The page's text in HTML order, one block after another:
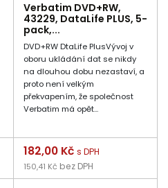
Verbatim DVD+RW,
43229, DataLife PLUS, 5-
pack,...
DVD+RW DtaLife PlusVývoj v
oboru ukládání dat se nikdy
na dlouhou dobu nezastaví, a
proto není velkým
překvapením, že společnost
Verbatim má opět...
Cena
182,00 Kč s DPH
150,41 Kč bez DPH